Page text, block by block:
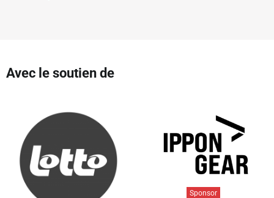
Avec le soutien de
Sponsor